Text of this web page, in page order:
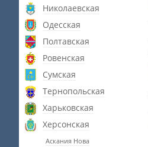
Николаевская
Одесская
Полтавская
Ровенская
Сумская
Тернопольская
Харьковская
Херсонская
Аскания Нова